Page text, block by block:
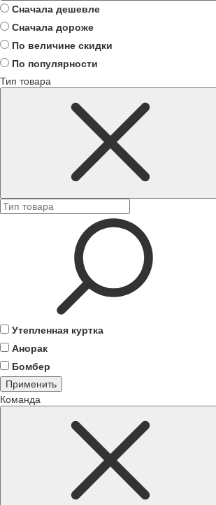
Сначала дешевле
Сначала дороже
По величине скидки
По популярности
Тип товара
Утепленная куртка
Анорак
Бомбер
Применить
Команда